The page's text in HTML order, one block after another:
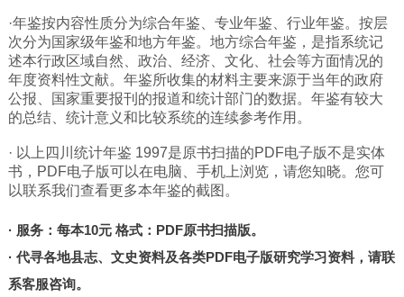
黑龙江
吉林
辽宁
内蒙
青海
新疆
天津
北京
·年鉴按内容性质分为综合年鉴、专业年鉴、行业年鉴。按层
次分为国家级年鉴和地方年鉴。地方综合年鉴，是指系统记
述本行政区域自然、政治、经济、文化、社会等方面情况的
年度资料性文献。年鉴所收集的材料主要来源于当年的政府
公报、国家重要报刊的报道和统计部门的数据。年鉴有较大
的总结、统计意义和比较系统的连续参考作用。
· 以上四川统计年鉴 1997是原书扫描的PDF电子版不是实体
书，PDF电子版可以在电脑、手机上浏览，请您知晓。您可
以联系我们查看更多本年鉴的截图。
· 服务：每本10元 格式：PDF原书扫描版。
· 代寻各地县志、文史资料及各类PDF电子版研究学习资料，请联
系客服咨询。